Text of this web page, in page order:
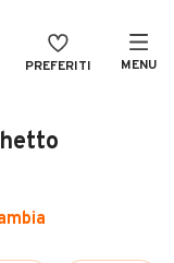
PREFERITI MENU